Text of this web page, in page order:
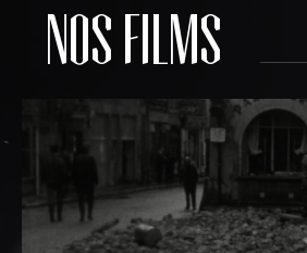
NOS FILMS